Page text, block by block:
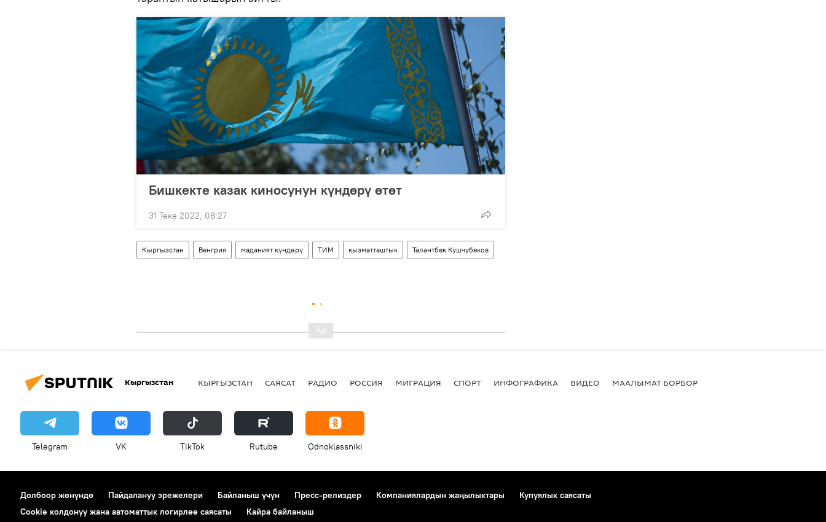
Бишкекте казак киносунун күндөрү өтөт
31 Теке 2022, 08:27
Кыргызстан Венгрия маданият күндөрү ТИМ кызматташтык Талантбек Кушчубеков
Кыргызстан КЫРГЫЗСТАН САЯСАТ РАДИО РОССИЯ МИГРАЦИЯ СПОРТ ИНФОГРАФИКА ВИДЕО МААЛЫМАТ БОРБОР
Telegram VK ТikТоk Rutube Odnoklassniki
Долбоор жөнүндө Пайдалануу эрежелери Байланыш үчүн Пресс-релиздер Компаниялардын жаңылыктары
Купуялык саясаты
Cookie колдонуу жана автоматтык логирлөө саясаты
Кайра байланыш